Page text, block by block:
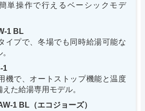
単操作で行えるベーシックモデ
1 BL
イプで、冬場でも同時給湯可能な
1
機で、オートストップ機能と温度
た給湯専用モデル。
1 BL（エコジョーズ）